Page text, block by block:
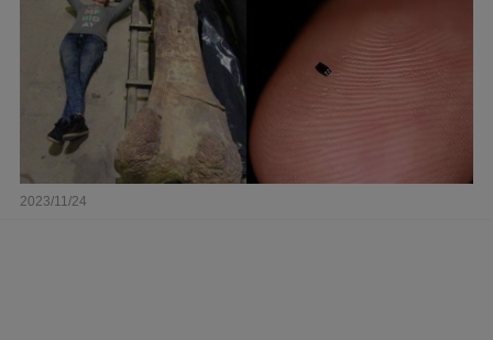
2023/11/24